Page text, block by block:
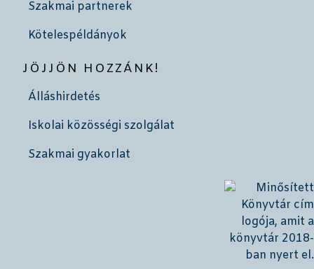
Szakmai partnerek
Kötelespéldányok
JÖJJÖN HOZZÁNK!
Álláshirdetés
Iskolai közösségi szolgálat
Szakmai gyakorlat